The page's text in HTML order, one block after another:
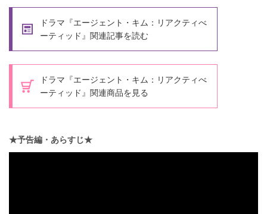
ドラマ『エージェント・キム：リアクティべ
ーティッド』関連記事を読む
ドラマ『エージェント・キム：リアクティべ
ーティッド』関連商品を見る
★予告編・あらすじ★